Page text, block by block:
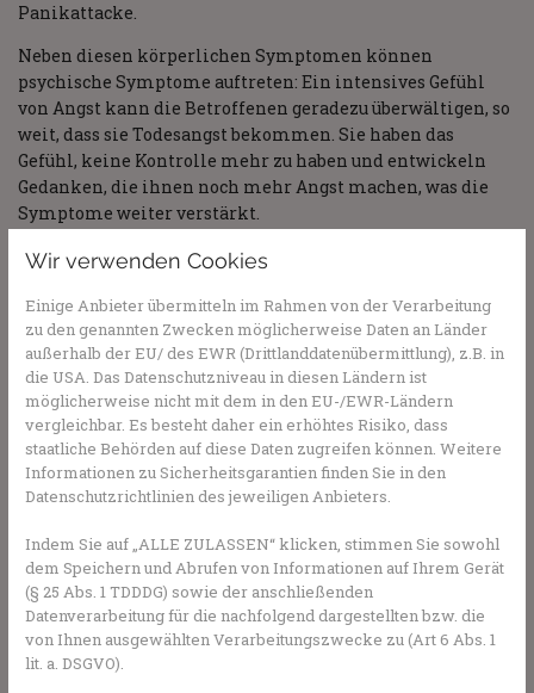
Panikattacke.
Neben diesen körperlichen Symptomen können
psychische Symptome auftreten: Ein intensives Gefühl
von Angst kann die Betroffenen geradezu überwältigen, so
weit, dass sie Todesangst bekommen. Sie haben das
Gefühl, keine Kontrolle mehr zu haben und entwickeln
Gedanken, die ihnen noch mehr Angst machen, was die
Symptome weiter verstärkt.
Von der Panikattacke zur
Panikstörung
Treten die Panikattacken öfter auf, kommt es zu einem
„Teufelskreis der Angst“ - Betroffene haben Angst davor,
dass wieder eine Panikattacke auftritt, was ihre Ängste,
vor allem in bestimmten Situationen oder an
bestimmten Orten, weiter verstärkt. Dann kommt es zu
einer Panikstörung. Bei einigen treten die Panikattacken
gemeinsam mit anderen psychischen Erkrankungen auf,
Hier tritt die Angst in Menschenmengen oder auf
öffentlichen Plätzen auf. Auch Depressionen oder eine
posttraumatische Belastungsstörung können
Panikattacken verstärkt hervorrufen.
Wir verwenden Cookies
Einige Anbieter übermitteln im Rahmen von der Verarbeitung
zu den genannten Zwecken möglicherweise Daten an Länder
außerhalb der EU/ des EWR (Drittlanddatenübermittlung), z.B. in
die USA. Das Datenschutzniveau in diesen Ländern ist
möglicherweise nicht mit dem in den EU-/EWR-Ländern
vergleichbar. Es besteht daher ein erhöhtes Risiko, dass
staatliche Behörden auf diese Daten zugreifen können. Weitere
Informationen zu Sicherheitsgarantien finden Sie in den
Datenschutzrichtlinien des jeweiligen Anbieters.
Indem Sie auf „ALLE ZULASSEN“ klicken, stimmen Sie sowohl
dem Speichern und Abrufen von Informationen auf Ihrem Gerät
(§ 25 Abs. 1 TDDDG) sowie der anschließenden
Datenverarbeitung für die nachfolgend dargestellten bzw. die
von Ihnen ausgewählten Verarbeitungszwecke zu (Art 6 Abs. 1
lit. a. DSGVO).